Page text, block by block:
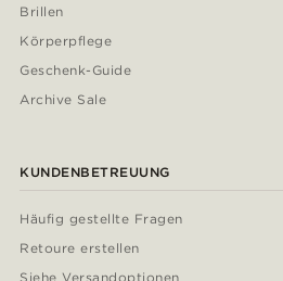
Brillen
Körperpflege
Geschenk-Guide
Archive Sale
KUNDENBETREUUNG
Häufig gestellte Fragen
Retoure erstellen
Siehe Versandoptionen